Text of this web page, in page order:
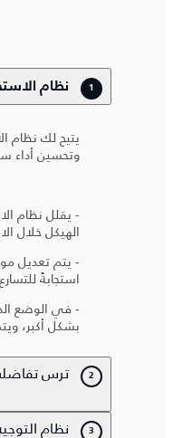
1 نظام
يتيح لك نظام
وتحسين أداء
- يقلل نظام
الهيكل خلال
- يتم تعديل
استجابةً
- في الوضع
بشكل أكبر،
2
ترس
3 نظام